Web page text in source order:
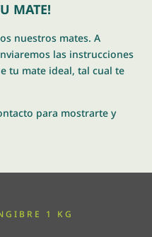
MATE!
nuestros mates. A
las instrucciones
tu mate ideal, tal cual te
para mostrarte y
1 KG